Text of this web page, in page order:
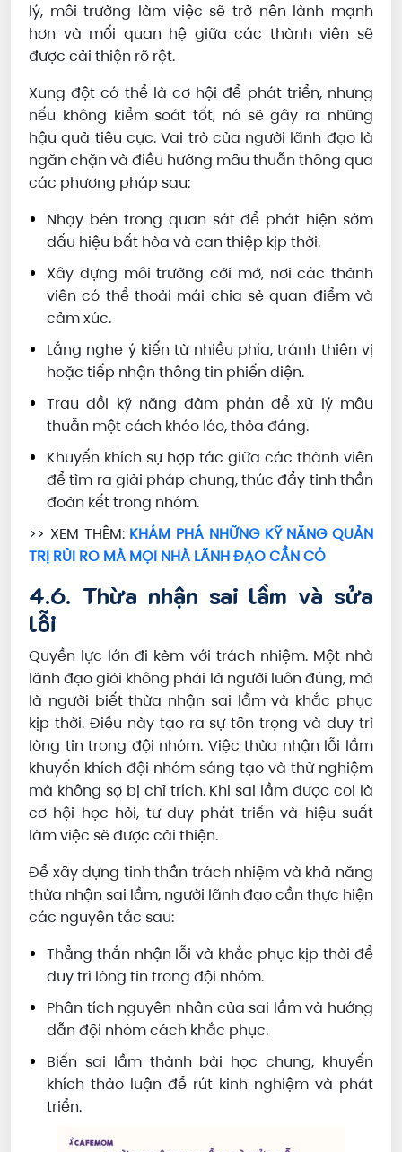
lý, môi trường làm việc sẽ trở nên lành mạnh
hơn và mối quan hệ giữa các thành viên sẽ
được cải thiện rõ rệt.
Xung đột có thể là cơ hội để phát triển, nhưng
nếu không kiểm soát tốt, nó sẽ gây ra những
hậu quả tiêu cực. Vai trò của người lãnh đạo là
ngăn chặn và điều hướng mâu thuẫn thông qua
các phương pháp sau:
Nhạy bén trong quan sát để phát hiện sớm
dấu hiệu bất hòa và can thiệp kịp thời.
Xây dựng môi trường cởi mở, nơi các thành
viên có thể thoải mái chia sẻ quan điểm và
cảm xúc.
Lắng nghe ý kiến từ nhiều phía, tránh thiên vị
hoặc tiếp nhận thông tin phiến diện.
Trau dồi kỹ năng đàm phán để xử lý mâu
thuẫn một cách khéo léo, thỏa đáng.
Khuyến khích sự hợp tác giữa các thành viên
để tìm ra giải pháp chung, thúc đẩy tinh thần
đoàn kết trong nhóm.
>> XEM THÊM: KHÁM PHÁ NHỮNG KỸ NĂNG QUẢN
TRỊ RỦI RO MÀ MỌI NHÀ LÃNH ĐẠO CẦN CÓ
4.6. Thừa nhận sai lầm và sửa
lỗi
Quyền lực lớn đi kèm với trách nhiệm. Một nhà
lãnh đạo giỏi không phải là người luôn đúng, mà
là người biết thừa nhận sai lầm và khắc phục
kịp thời. Điều này tạo ra sự tôn trọng và duy trì
lòng tin trong đội nhóm. Việc thừa nhận lỗi lầm
khuyến khích đội nhóm sáng tạo và thử nghiệm
mà không sợ bị chỉ trích. Khi sai lầm được coi là
cơ hội học hỏi, tư duy phát triển và hiệu suất
làm việc sẽ được cải thiện.
Để xây dựng tinh thần trách nhiệm và khả năng
thừa nhận sai lầm, người lãnh đạo cần thực hiện
các nguyên tắc sau:
Thẳng thắn nhận lỗi và khắc phục kịp thời để
duy trì lòng tin trong đội nhóm.
Phân tích nguyên nhân của sai lầm và hướng
dẫn đội nhóm cách khắc phục.
Biến sai lầm thành bài học chung, khuyến
khích thảo luận để rút kinh nghiệm và phát
triển.